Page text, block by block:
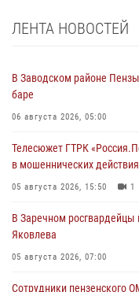
ЛЕНТА НОВОСТЕЙ
В Заводском районе
баре
06 августа 2026, 05:00
Телесюжет ГТРК
в мошеннических
05 августа 2026, 15:50 1
В Заречном росгвардейцы
Яковлева
05 августа 2026, 07:00
Сотрудники пензенского